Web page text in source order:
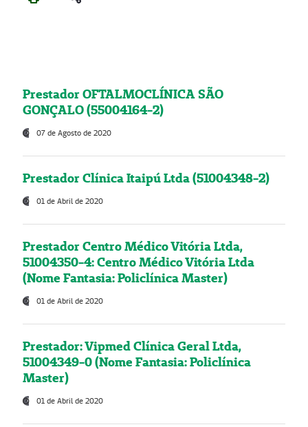
Prestador OFTALMOCLÍNICA SÃO
GONÇALO (55004164-2)
07 de Agosto de 2020
Prestador Clínica Itaipú Ltda (51004348-2)
01 de Abril de 2020
Prestador Centro Médico Vitória Ltda,
51004350-4: Centro Médico Vitória Ltda
(Nome Fantasia: Policlínica Master)
01 de Abril de 2020
Prestador: Vipmed Clínica Geral Ltda,
51004349-0 (Nome Fantasia: Policlínica
Master)
01 de Abril de 2020